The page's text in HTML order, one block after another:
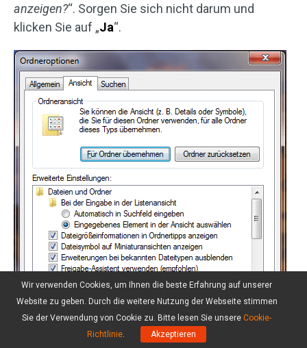
anzeigen?“. Sorgen Sie sich nicht darum und
klicken Sie auf „Ja“.
Wir verwenden Cookies, um Ihnen die beste Erfahrung auf unserer
Website zu geben. Durch die weitere Nutzung der Webseite stimmen
Sie der Verwendung von Cookie zu. Bitte lesen Sie unsere Cookie-
Richtlinie. Akzeptieren